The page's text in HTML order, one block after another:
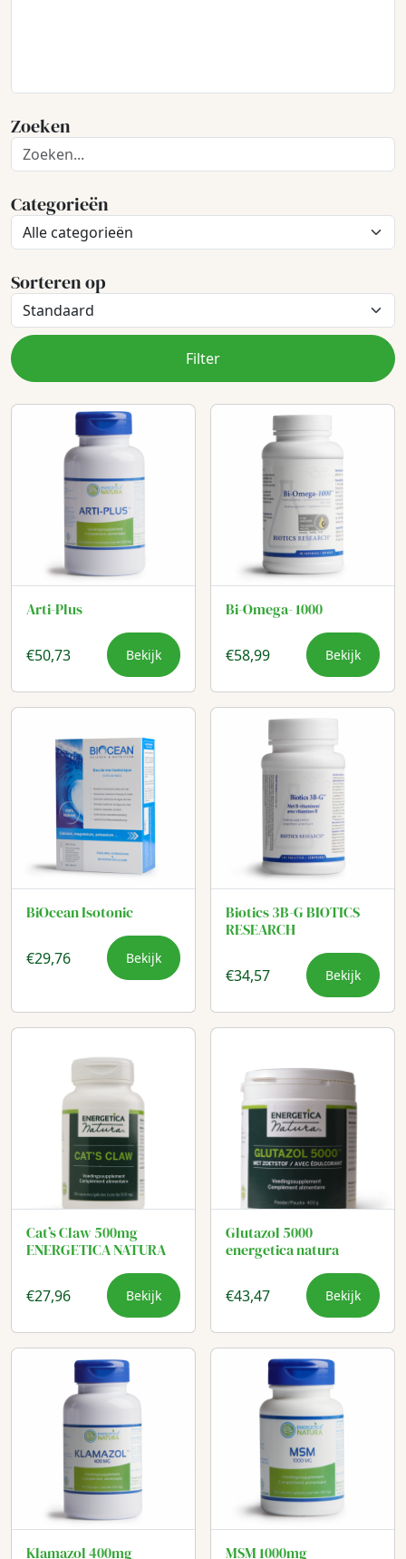
Zoeken
Categorieën
Sorteren op
Filter
Arti-Plus
€50,73 Bekijk
Bi-Omega- 1000
€58,99 Bekijk
BiOcean Isotonic
€29,76 Bekijk
Biotics 3B-G BIOTICS
RESEARCH
€34,57 Bekijk
Cat’s Claw 500mg
ENERGETICA NATURA
€27,96 Bekijk
Glutazol 5000
energetica natura
€43,47 Bekijk
Klamazol 400mg MSM 1000mg